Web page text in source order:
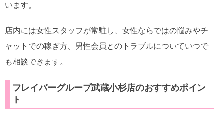
います。
店内には女性スタッフが常駐し、女性ならではの悩みやチ
ャットでの稼ぎ方、男性会員とのトラブルについていつで
も相談できます。
フレイバーグループ武蔵小杉店のおすすめポイン
ト